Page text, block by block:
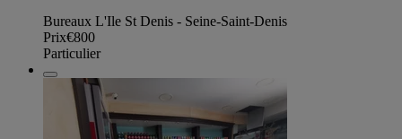
Bureaux L'Ile St Denis - Seine-Saint-Denis
Prix€800
Particulier